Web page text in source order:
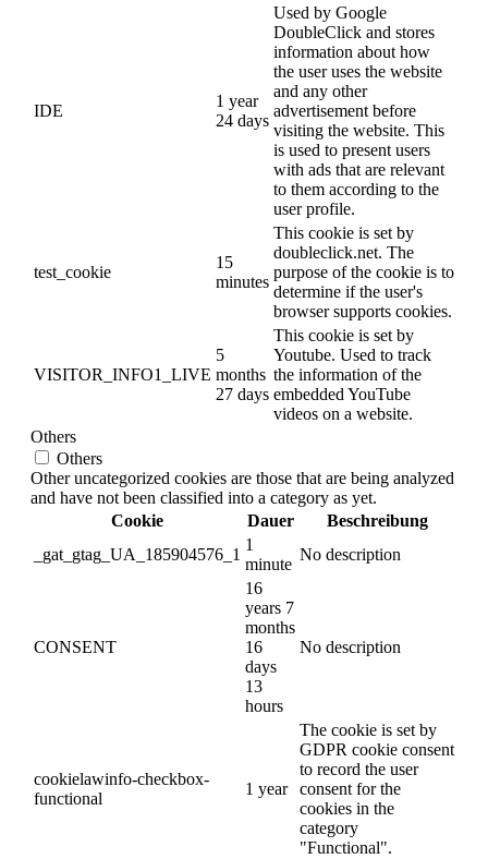
IDE
1 year
24 days
Used by Google
DoubleClick and stores
information about how
the user uses the website
and any other
advertisement before
visiting the website. This
is used to present users
with ads that are relevant
to them according to the
user profile.
test_cookie
15
minutes
This cookie is set by
doubleclick.net. The
purpose of the cookie is to
determine if the user's
browser supports cookies.
VISITOR_INFO1_LIVE
5
months
27 days
This cookie is set by
Youtube. Used to track
the information of the
embedded YouTube
videos on a website.
Others
Others
Other uncategorized cookies are those that are being analyzed
and have not been classified into a category as yet.
Cookie
Dauer
Beschreibung
_gat_gtag_UA_185904576_1
1
minute
No description
CONSENT
16
years 7
months
16
days
13
hours
No description
cookielawinfo-checkbox-
functional
1 year
The cookie is set by
GDPR cookie consent
to record the user
consent for the
cookies in the
category
"Functional".